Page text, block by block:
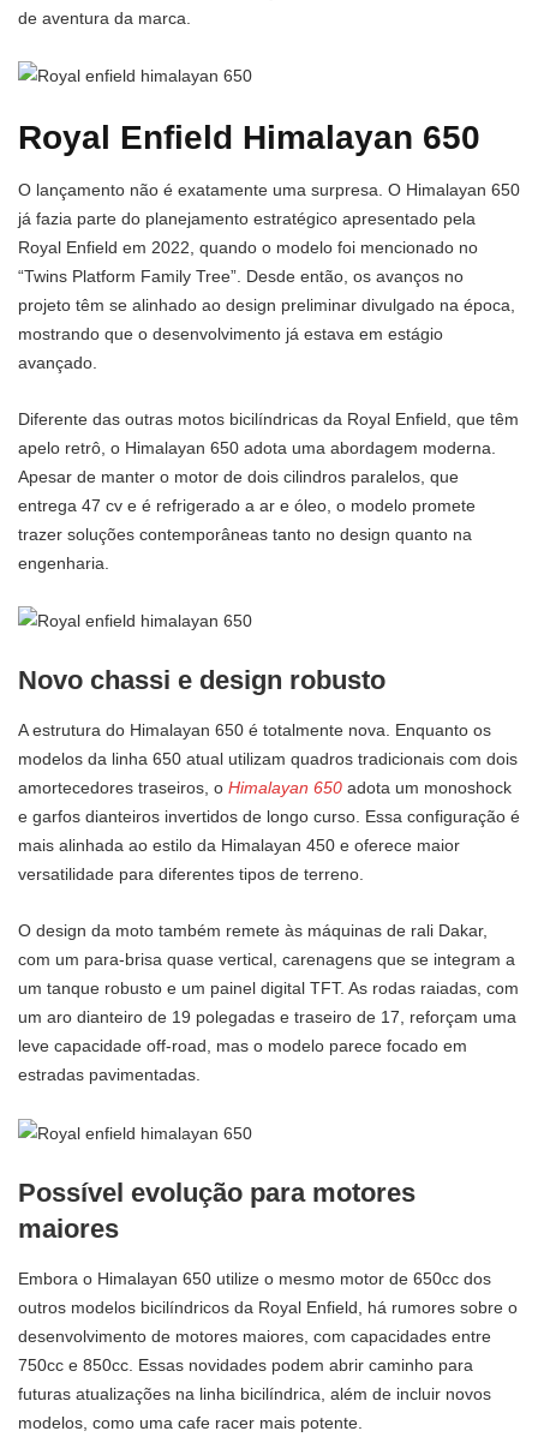
de aventura da marca.
Royal Enfield Himalayan 650
O lançamento não é exatamente uma surpresa. O Himalayan 650
já fazia parte do planejamento estratégico apresentado pela
Royal Enfield em 2022, quando o modelo foi mencionado no
“Twins Platform Family Tree”. Desde então, os avanços no
projeto têm se alinhado ao design preliminar divulgado na época,
mostrando que o desenvolvimento já estava em estágio
avançado.
Diferente das outras motos bicilíndricas da Royal Enfield, que têm
apelo retrô, o Himalayan 650 adota uma abordagem moderna.
Apesar de manter o motor de dois cilindros paralelos, que
entrega 47 cv e é refrigerado a ar e óleo, o modelo promete
trazer soluções contemporâneas tanto no design quanto na
engenharia.
Novo chassi e design robusto
A estrutura do Himalayan 650 é totalmente nova. Enquanto os
modelos da linha 650 atual utilizam quadros tradicionais com dois
amortecedores traseiros, o Himalayan 650 adota um monoshock
e garfos dianteiros invertidos de longo curso. Essa configuração é
mais alinhada ao estilo da Himalayan 450 e oferece maior
versatilidade para diferentes tipos de terreno.
O design da moto também remete às máquinas de rali Dakar,
com um para-brisa quase vertical, carenagens que se integram a
um tanque robusto e um painel digital TFT. As rodas raiadas, com
um aro dianteiro de 19 polegadas e traseiro de 17, reforçam uma
leve capacidade off-road, mas o modelo parece focado em
estradas pavimentadas.
Possível evolução para motores
maiores
Embora o Himalayan 650 utilize o mesmo motor de 650cc dos
outros modelos bicilíndricos da Royal Enfield, há rumores sobre o
desenvolvimento de motores maiores, com capacidades entre
750cc e 850cc. Essas novidades podem abrir caminho para
futuras atualizações na linha bicilíndrica, além de incluir novos
modelos, como uma cafe racer mais potente.